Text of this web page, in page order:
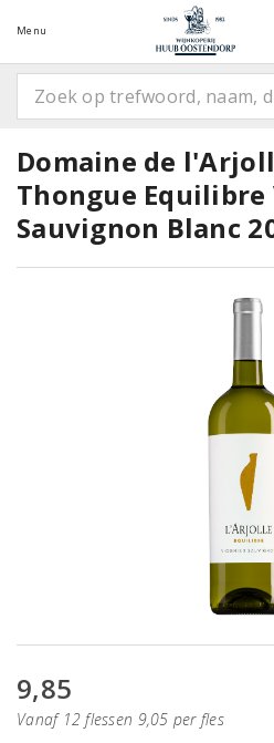
Menu
Domaine de
Thongue
Sauvignon Blanc
9,85
Vanaf 12 flessen 9,05 per fles